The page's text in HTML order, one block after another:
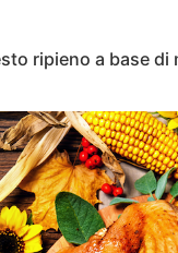
ripieno a base di